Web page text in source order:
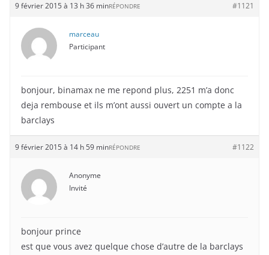
9 février 2015 à 13 h 36 min #1121
RÉPONDRE
marceau
Participant
bonjour, binamax ne me repond plus, 2251 m’a donc
deja rembouse et ils m’ont aussi ouvert un compte a la
barclays
9 février 2015 à 14 h 59 min #1122
RÉPONDRE
Anonyme
Invité
bonjour prince
est que vous avez quelque chose d’autre de la barclays